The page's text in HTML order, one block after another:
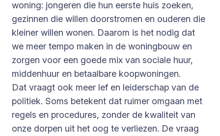
woning: jongeren die hun eerste huis zoeken,
gezinnen die willen doorstromen en ouderen die
kleiner willen wonen. Daarom is het nodig dat
we meer tempo maken in de woningbouw en
zorgen voor een goede mix van sociale huur,
middenhuur en betaalbare koopwoningen.
Dat vraagt ook meer lef en leiderschap van de
politiek. Soms betekent dat ruimer omgaan met
regels en procedures, zonder de kwaliteit van
onze dorpen uit het oog te verliezen. De vraag